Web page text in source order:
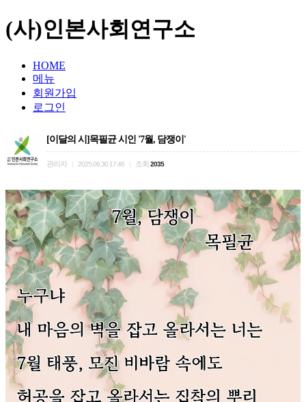
(사)인본사회연구소
HOME
메뉴
회원가입
로그인
[이달의 시]목필균 시인 '7월, 담쟁이'
관리자 2025.06.30 17:46 조회 2035